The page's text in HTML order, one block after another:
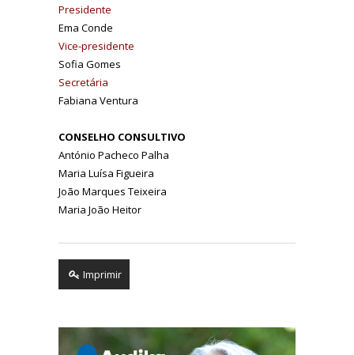
Presidente
Ema Conde
Vice-presidente
Sofia Gomes
Secretária
Fabiana Ventura
CONSELHO CONSULTIVO
António Pacheco Palha
Maria Luísa Figueira
João Marques Teixeira
Maria João Heitor
Imprimir